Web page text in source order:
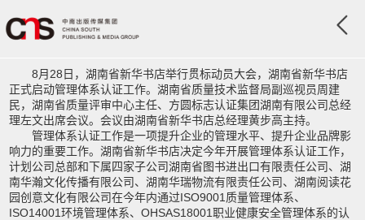
8月28日，湖南省新华书店举行贯标动员大会，湖南省新华书店
正式启动管理体系认证工作。湖南省质量技术监督局副巡视员周建
民，湖南省质量评审中心主任、方圆标志认证集团湖南有限公司总经
理左文出席会议。会议由湖南省新华书店总经理黄步高主持。
管理体系认证工作是一项提升企业的管理水平、提升企业品牌影
响力的重要工作。湖南省新华书店决定今年开展管理体系认证工作，
计划公司总部和下属四家子公司湖南省图书进出口有限责任公司、湖
南华瀚文化传播有限公司、湖南华瑞物流有限责任公司、湖南阅读花
园创意文化有限公司在今年内通过ISO9001质量管理体系、
ISO14001环境管理体系、OHSAS18001职业健康安全管理体系的认